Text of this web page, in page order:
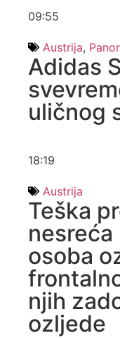
09:55
Austrija,
Adidas
uličnog
18:19
Austrija
Teška
osoba
njih
ozljede